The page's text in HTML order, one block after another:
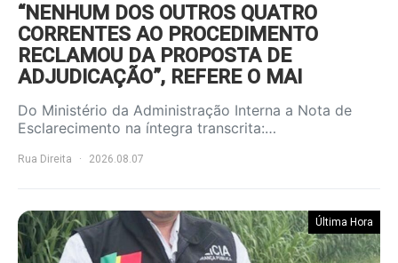
“NENHUM DOS OUTROS QUATRO
CORRENTES AO PROCEDIMENTO
RECLAMOU DA PROPOSTA DE
ADJUDICAÇÃO”, REFERE O MAI
Do Ministério da Administração Interna a Nota de
Esclarecimento na íntegra transcrita:…
Rua Direita 2026.08.07
Última Hora